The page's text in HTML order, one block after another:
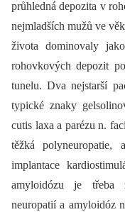
průhledná depozita v
nejmladších mužů ve
života dominovaly
rohovkových depozit
tunelu. Dva nejstarší
typické znaky
cutis laxa a parézu n.
těžká polyneuropatie,
implantace
amyloidózu je třeba
neuropatií a amyloidóz